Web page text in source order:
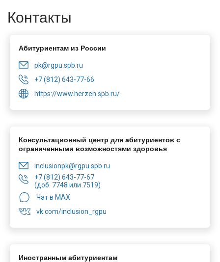
Контакты
Абитуриентам из России
pk@rgpu.spb.ru
+7 (812) 643-77-66
https://www.herzen.spb.ru/
Консультационный центр для абитуриентов с
ограниченными возможностями здоровья
inclusionpk@rgpu.spb.ru
+7 (812) 643-77-67
(доб. 7748 или 7519)
Чат в MAX
vk.com/inclusion_rgpu
Иностранным абитуриентам